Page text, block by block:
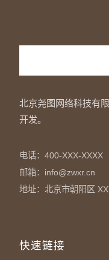
北京尧图网络科技有
开发。
电话：400-XXX-XXXX
邮箱：info@zwxr.cn
地址：北京市朝阳区
快速链接